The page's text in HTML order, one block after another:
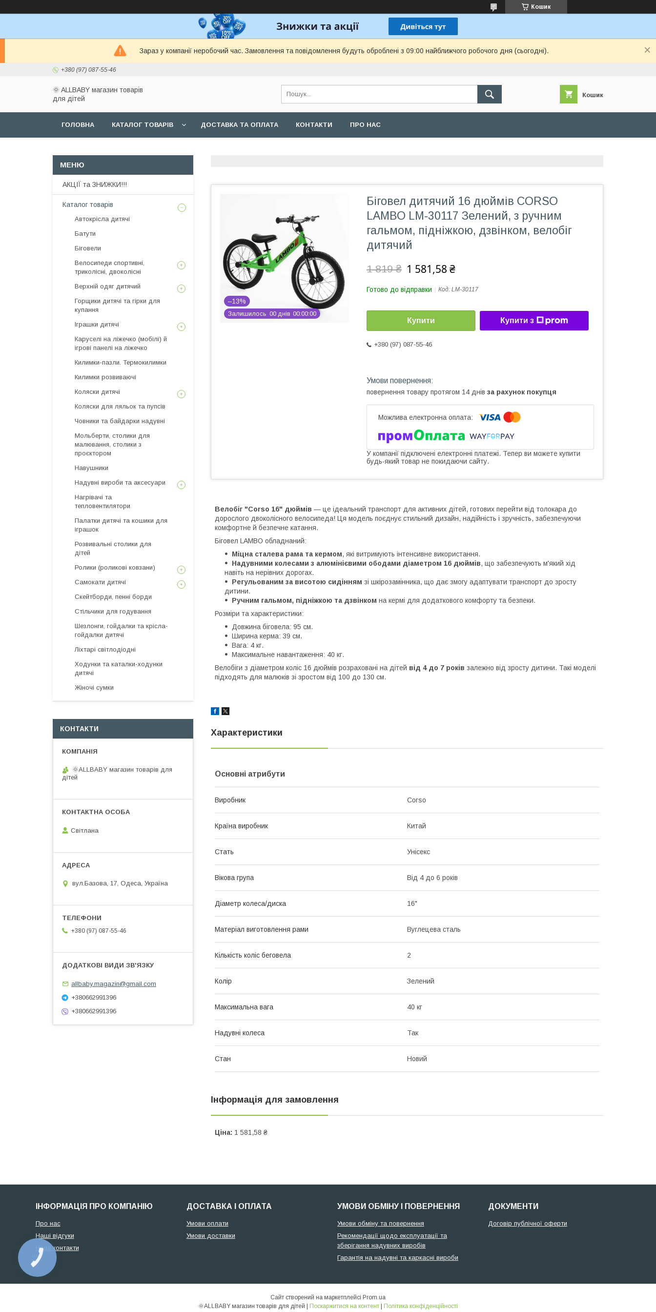
Кошик
Зараз у компанії неробочий час. Замовлення та повідомлення будуть оброблені з 09:00 найближчого робочого дня (сьогодні).
+380 (97) 087-55-46
🌞 ALLBABY магазин товарів
для дітей
Кошик
ГОЛОВНА КАТАЛОГ ТОВАРІВ ДОСТАВКА ТА ОПЛАТА КОНТАКТИ ПРО НАС
–13%
Залишилось 00 днів 00 00 00
Біговел дитячий 16 дюймів CORSO
LAMBO LM-30117 Зелений, з ручним
гальмом, підніжкою, дзвінком, велобіг
дитячий
1 819 ₴ 1 581,58 ₴
Готово до відправки Код: LM-30117
Купити Купити з
+380 (97) 087-55-46
повернення товару протягом 14 днів за рахунок покупця
У компанії підключені електронні платежі. Тепер ви можете купити
будь-який товар не покидаючи сайту.
Велобіг "Corso 16" дюймів — це ідеальний транспорт для активних дітей, готових перейти від толокара до
дорослого двоколісного велосипеда! Ця модель поєднує стильний дизайн, надійність і зручність, забезпечуючи
комфортне й безпечне катання.
Біговел LAMBO обладнаний:
Міцна сталева рама та кермом, які витримують інтенсивне використання.
Надувними колесами з алюмінієвими ободами діаметром 16 дюймів, що забезпечують м'який хід
навіть на нерівних дорогах.
Регульованим за висотою сидінням зі шкірозамінника, що дає змогу адаптувати транспорт до зросту
дитини.
Ручним гальмом, підніжкою та дзвінком на кермі для додаткового комфорту та безпеки.
Розміри та характеристики:
Довжина біговела: 95 см.
Ширина керма: 39 см.
Вага: 4 кг.
Максимальне навантаження: 40 кг.
Велобіги з діаметром коліс 16 дюймів розраховані на дітей від 4 до 7 років залежно від зросту дитини. Такі моделі
підходять для малюків зі зростом від 100 до 130 см.
Характеристики
Основні атрибути
Виробник Corso
Країна виробник Китай
Стать Унісекс
Вікова група Від 4 до 6 років
Діаметр колеса/диска 16"
Матеріал виготовлення рами Вуглецева сталь
Кількість коліс беговела 2
Колір Зелений
Максимальна вага 40 кг
Надувні колеса Так
Стан Новий
Інформація для замовлення
Ціна: 1 581,58 ₴
АКЦІЇ та ЗНИЖКИ!!!
Каталог товарів
Автокрісла дитячі
Батути
Біговели
Велосипеди спортивні,
триколісні, двоколісні
Верхній одяг дитячий
Горщики дитячі та гірки для
купання
Іграшки дитячі
Каруселі на ліжечко (мобілі) й
ігрові панелі на ліжечко
Килимки-пазли. Термокилимки
Килимки розвиваючі
Коляски дитячі
Коляски для ляльок та пупсів
Човники та байдарки надувні
Мольберти, столики для
малювання, столики з
проєктором
Навушники
Надувні вироби та аксесуари
Нагрівачі та
тепловентилятори
Палатки дитячі та кошики для
іграшок
Розвивальні столики для
дітей
Ролики (роликові ковзани)
Самокати дитячі
Скейтборди, пенні борди
Стільчики для годування
Шезлонги, гойдалки та крісла-
гойдалки дитячі
Ліхтарі світлодіодні
Ходунки та каталки-ходунки
дитячі
Жіночі сумки
КОНТАКТИ
🌞ALLBABY магазин товарів для
дітей
Світлана
вул.Базова, 17, Одеса, Україна
+380 (97) 087-55-46
allbaby.magazin@gmail.com
+380662991396
+380662991396
ІНФОРМАЦІЯ ПРО КОМПАНІЮ
Про нас
Наші відгуки
Наші контакти
ДОСТАВКА І ОПЛАТА
Умови оплати
Умови доставки
УМОВИ ОБМІНУ І ПОВЕРНЕННЯ
Умови обміну та повернення
Рекомендації щодо експлуатації та
зберігання надувних виробів
Гарантія на надувні та каркасні вироби
ДОКУМЕНТИ
Договір публічної оферти
Сайт створений на маркетплейсі Prom.ua
🌞ALLBABY магазин товарів для дітей | Поскаржитися на контент | Політика конфіденційності
КНОПКА
ЗВ'ЯЗКУ